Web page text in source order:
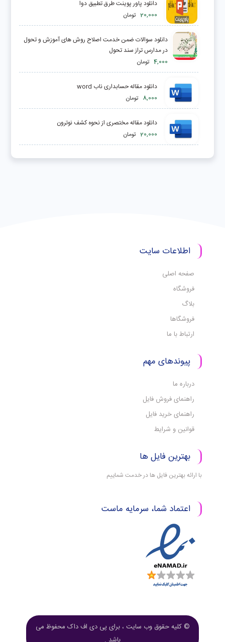
دانلود پاور پوینت طرق تطبیق دوا
20,000 تومان
دانلود سوالات ضمن خدمت اصلاح روش های آموزش و تحول
در مدارس تراز سند تحول
4,000 تومان
دانلود مقاله حسابداری ناب word
8,000 تومان
دانلود مقاله مختصری از نحوه کشف نوترون
20,000 تومان
اطلاعات سایت
صفحه اصلی
فروشگاه
بلاگ
فروشگاها
ارتباط با ما
پیوندهای مهم
درباره ما
راهنمای فروش فایل
راهنمای خرید فایل
قوانین و شرایط
بهترین فایل ها
با ارائه بهترین فایل ها در خدمت شماییم
اعتماد شما، سرمایه ماست
© کلیه حقوق وب سایت ، برای پی دی اف داک محفوظ می